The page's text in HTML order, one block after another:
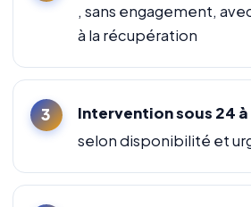
, sans engagement,
à la récupération
Intervention sous 24 à
selon disponibilité et